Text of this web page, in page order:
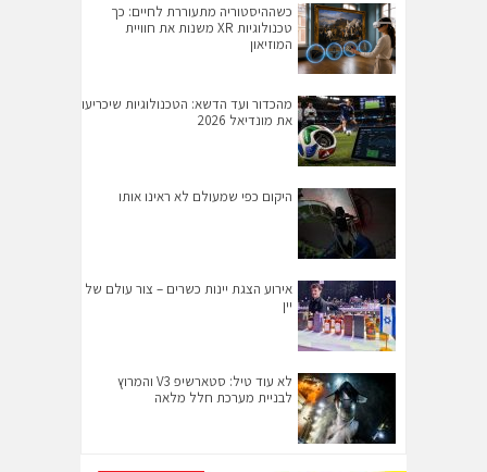
כשההיסטוריה מתעוררת לחיים: כך
טכנולוגיות XR משנות את חוויית
המוזיאון
מהכדור ועד הדשא: הטכנולוגיות שיכריעו
את מונדיאל 2026
היקום כפי שמעולם לא ראינו אותו
אירוע הצגת יינות כשרים – צור עולם של
יין
לא עוד טיל: סטארשיפ V3 והמרוץ
לבניית מערכת חלל מלאה